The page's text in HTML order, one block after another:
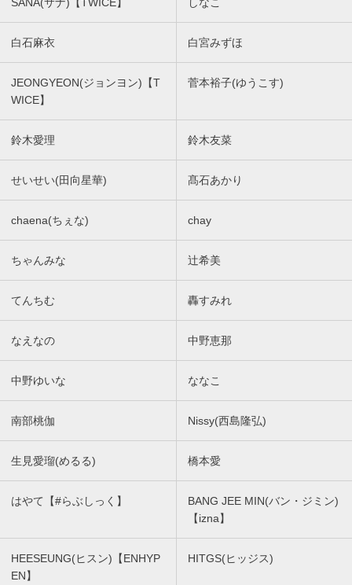
SANA(サナ)【TWICE】 しなこ
白石麻衣 白宮みずほ
JEONGYEON(ジョンヨン)【T
WICE】
菅本裕子(ゆうこす)
鈴木愛理 鈴木友菜
せいせい(田向星華) 髙石あかり
chaena(ちぇな) chay
ちゃんみな 辻希美
てんちむ 轟すみれ
なえなの 中野恵那
中野ゆいな ななこ
南部桃伽 Nissy(西島隆弘)
生見愛瑠(めるる) 橋本愛
はやて【#らぶしっく】
BANG JEE MIN(バン・ジミン)
【izna】
HEESEUNG(ヒスン)【ENHYP
EN】
HITGS(ヒッジス)